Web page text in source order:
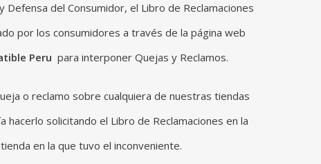
Defensa del Consumidor, el Libro de Reclamaciones
por los consumidores a través de la página web
Peru para interponer Quejas y Reclamos.
o reclamo sobre cualquiera de nuestras tiendas
hacerlo solicitando el Libro de Reclamaciones en la
en la que tuvo el inconveniente.